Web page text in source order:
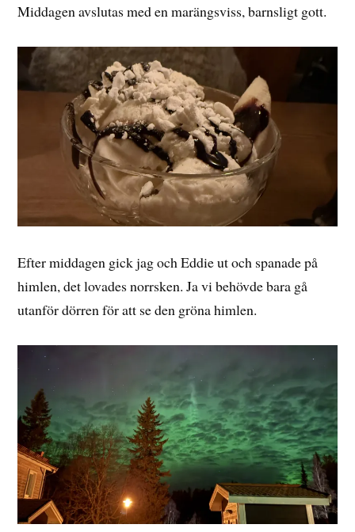
Middagen avslutas med en marängsviss, barnsligt gott.
Efter middagen gick jag och Eddie ut och spanade på
himlen, det lovades norrsken. Ja vi behövde bara gå
utanför dörren för att se den gröna himlen.